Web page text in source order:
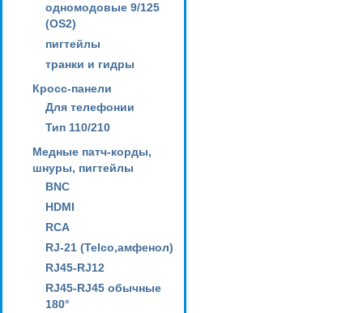
одномодовые 9/125
(OS2)
пигтейлы
транки и гидры
Кросс-панели
Для телефонии
Тип 110/210
Медные патч-корды,
шнуры, пигтейлы
BNC
HDMI
RCA
RJ-21 (Telco,амфенол)
RJ45-RJ12
RJ45-RJ45 обычные
180°